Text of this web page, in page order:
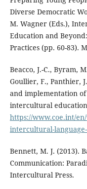
Diverse Democratic
M. Wagner (Eds.),
Education and
Practices (pp. 60-83).
Beacco, J.-C., Byram,
Goullier, F., Panthier,
and implementation
intercultural
https://www.coe.int/
intercultural-
Bennett, M. J. (2013).
Communication:
Intercultural Press.